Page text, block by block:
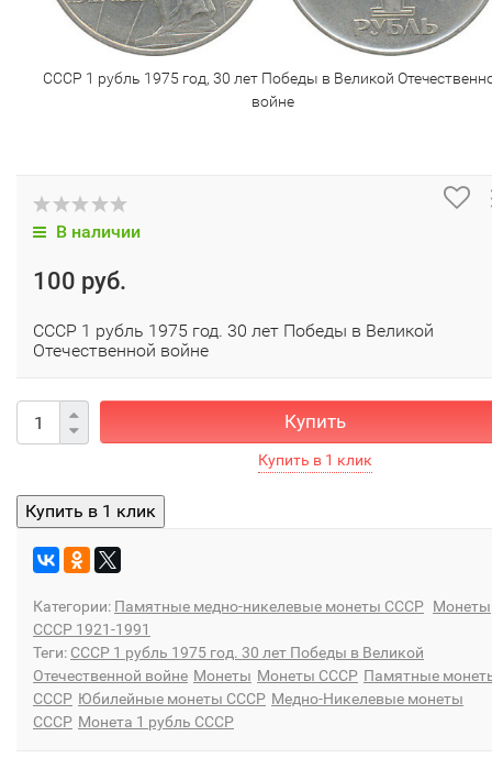
СССР 1 рубль 1975 год, 30 лет Победы в Великой
войне
В наличии
100 руб.
СССР 1 рубль 1975 год. 30 лет Победы в Великой
Отечественной войне
Купить
Категории: Памятные медно-никелевые монеты СССР Монеты
СССР 1921-1991
Теги: СССР 1 рубль 1975 год. 30 лет Победы в Великой
Отечественной войне Монеты Монеты СССР Памятные
СССР Юбилейные монеты СССР Медно-Никелевые монеты
СССР Монета 1 рубль СССР